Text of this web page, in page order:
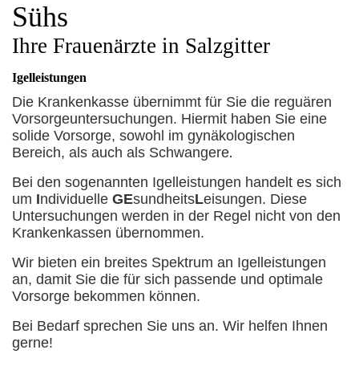
Sühs
Ihre Frauenärzte in Salzgitter
Igelleistungen
Die Krankenkasse übernimmt für Sie die reguären
Vorsorgeuntersuchungen. Hiermit haben Sie eine
solide Vorsorge, sowohl im gynäkologischen
Bereich, als auch als Schwangere.
Bei den sogenannten Igelleistungen handelt es sich
um Individuelle GEsundheitsLeisungen. Diese
Untersuchungen werden in der Regel nicht von den
Krankenkassen übernommen.
Wir bieten ein breites Spektrum an Igelleistungen
an, damit Sie die für sich passende und optimale
Vorsorge bekommen können.
Bei Bedarf sprechen Sie uns an. Wir helfen Ihnen
gerne!